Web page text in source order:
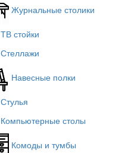
Журнальные столики
ТВ стойки
Стеллажи
Навесные полки
Стулья
Компьютерные столы
Комоды и тумбы